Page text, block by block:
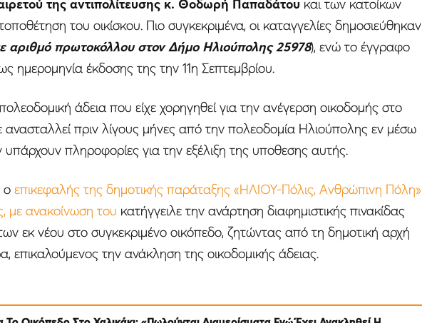
της αντιπολίτευσης κ. Θοδωρή Παπαδάτου και των κατοίκων
του οικίσκου. Πιο συγκεκριμένα, οι καταγγελίες δημοσιεύθηκαν
αριθμό πρωτοκόλλου στον Δήμο Ηλιούπολης 25978), ενώ το έγγραφο
ημερομηνία έκδοσης της την 11η Σεπτεμβρίου.
άδεια που είχε χορηγηθεί για την ανέγερση οικοδομής στο
ανασταλλεί πριν λίγους μήνες από την πολεοδομία Ηλιούπολης εν μέσω
πληροφορίες για την εξέλιξη της υποθεσης αυτής.
ο επικεφαλής της δημοτικής παράταξης «ΗΛΙΟΥ-Πόλις, Ανθρώπινη Πόλη»
ανακοίνωση του κατήγγειλε την ανάρτηση διαφημιστικής πινακίδας
εκ νέου στο συγκεκριμένο οικόπεδο, ζητώντας από τη δημοτική αρχή
επικαλούμενος την ανάκληση της οικοδομικής άδειας.